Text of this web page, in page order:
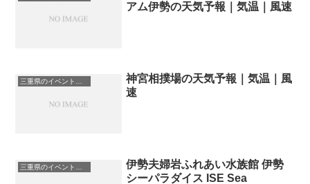
アム伊勢の天気予報｜気温｜風速
三重県のイベント会場一覧
神宮相撲場の天気予報｜気温｜風
速
伊勢夫婦岩ふれあい水族館 伊勢
シーパラダイス ISE Sea